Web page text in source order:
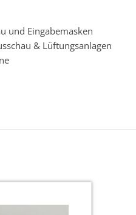
und Eingabemasken
& Lüftungsanlagen